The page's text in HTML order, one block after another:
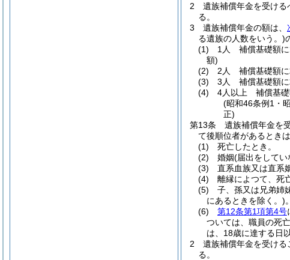
2
遺族補償年金を受け
る。
3
遺族補償年金の額は、
る遺族の人数をいう。)
(1)
1人 補償基礎額に
額)
(2)
2人 補償基礎額に
(3)
3人 補償基礎額に
(4)
4人以上 補償基礎
(昭和46条例1・
正)
第13条
遺族補償年金を
て後順位者があるとき
(1)
死亡したとき。
(2)
婚姻(届出をして
(3)
直系血族又は直系
(4)
離縁によつて、死
(5)
子、孫又は兄弟姉
にあるときを除く。)。
(6)
第12条第1項第4号
ついては、職員の死
は、18歳に達する日
2
遺族補償年金を受け
る。